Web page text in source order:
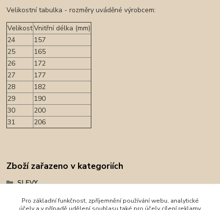
Velikostní tabulka - rozměry uváděné výrobcem:
VelikostVnitřní délka (mm)
24
157
25
165
26
172
27
177
28
182
29
190
30
200
31
206
Zboží zařazeno v kategoriích
SLEVY
Barefoot obuv
Pro základní funkčnost, zpříjemnění používání webu, analytické